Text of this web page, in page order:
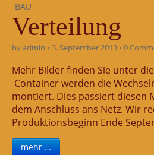
BAU
Verteilung
byadmin • 3. September 2013 • 0
Mehr Bilder finden Sie unter
Container werden die
montiert. Dies passiert diesen
dem Anschluss ans Netz. Wir
Produktionsbeginn Ende
mehr …